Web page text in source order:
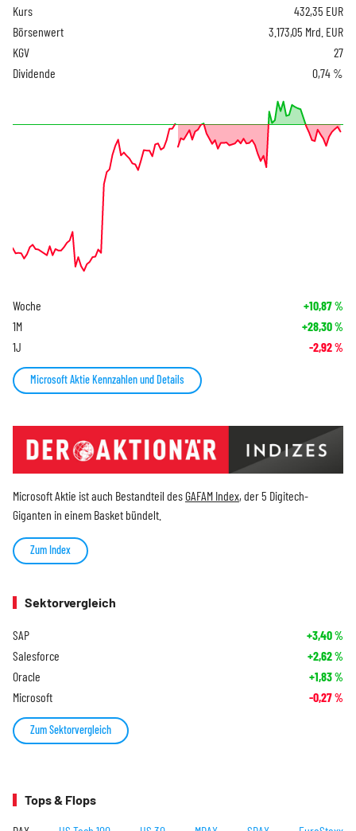
Kurs 432,35 EUR
Börsenwert
3.173,05 Mrd. EUR
KGV
27
Dividende
0,74 %
Woche +10,87%
1M +28,30%
1J -2,92%
Microsoft Aktie Kennzahlen und Details
Microsoft Aktie ist auch Bestandteil desGAFAM Index, der 5 Digitech-
Giganten in einem Basket bündelt.
Zum Index
Sektorvergleich
SAP +3,40%
Salesforce +2,62%
Oracle +1,83%
Microsoft -0,27%
Zum Sektorvergleich
Tops & Flops